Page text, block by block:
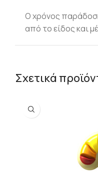
Ο χρόνος
από το είδος και
Σχετικά